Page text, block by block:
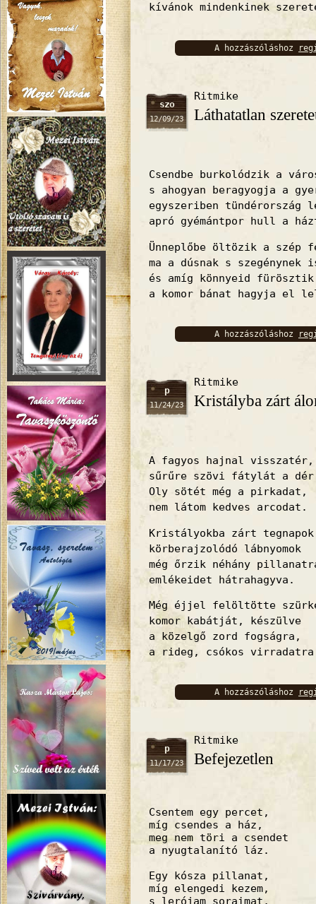
kívánok mindenkinek
A hozzászóláshoz
szo
12/09/23
Ritmike
Láthatatlan
Csendbe burkolódzik a
s ahogyan beragyogja a
egyszeriben tündérország
apró gyémántpor hull a
Ünneplőbe öltözik a szép
ma a dúsnak s
és amíg könnyeid
a komor bánat hagyja el
A hozzászóláshoz
p
11/24/23
Ritmike
Kristályba zárt
A fagyos hajnal visszatér,
sűrűre szövi fátylát a
Oly sötét még a pirkadat,
nem látom kedves arcodat.
Kristályokba zárt
körberajzolódó lábnyomok
még őrzik néhány
emlékeidet hátrahagyva.
Még éjjel felöltötte
komor kabátját, készülve
a közelgő zord fogságra,
a rideg, csókos
A hozzászóláshoz
p
11/17/23
Ritmike
Befejezetlen
Csentem egy percet,
míg csendes a ház,
meg nem töri a csendet
a nyugtalanító láz.
Egy kósza pillanat,
míg elengedi kezem,
s lerójam soraimat,